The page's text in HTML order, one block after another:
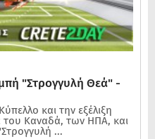
"Στρογγυλή Θεά" -
και την εξέλιξη
του Καναδά, των ΗΠΑ, και
...